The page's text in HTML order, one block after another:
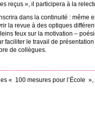
reçus », il participera à la
dans la continuité : même
la revue à des optiques
feux sur la motivation –
le travail de
de collègues.
« 100 mesures pour l’École »,